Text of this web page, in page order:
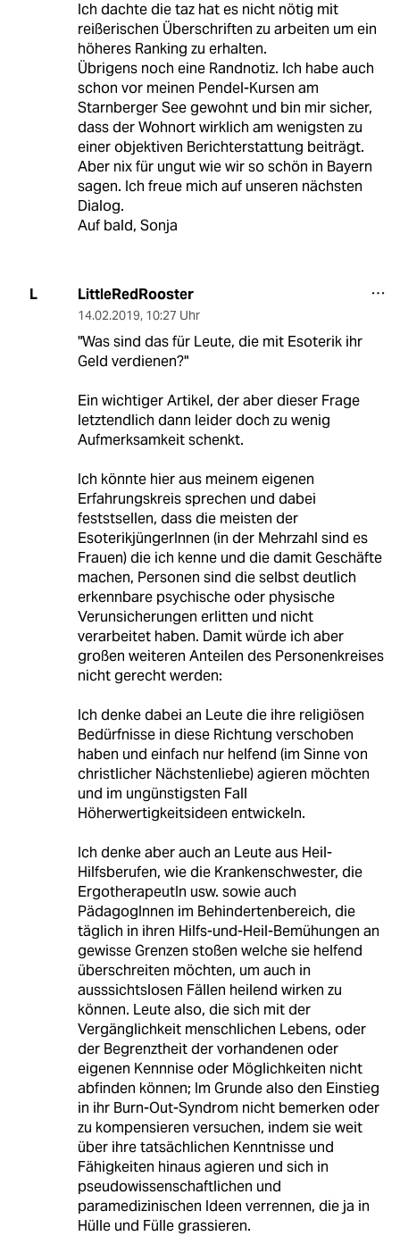
Ich dachte die taz hat es nicht nötig mit
reißerischen Überschriften zu arbeiten um ein
höheres Ranking zu erhalten.
Übrigens noch eine Randnotiz. Ich habe auch
schon vor meinen Pendel-Kursen am
Starnberger See gewohnt und bin mir sicher,
dass der Wohnort wirklich am wenigsten zu
einer objektiven Berichterstattung beiträgt.
Aber nix für ungut wie wir so schön in Bayern
sagen. Ich freue mich auf unseren nächsten
Dialog.
Auf bald, Sonja
L LittleRedRooster
14.02.2019, 10:27 Uhr
"Was sind das für Leute, die mit Esoterik ihr
Geld verdienen?"
Ein wichtiger Artikel, der aber dieser Frage
letztendlich dann leider doch zu wenig
Aufmerksamkeit schenkt.
Ich könnte hier aus meinem eigenen
Erfahrungskreis sprechen und dabei
feststsellen, dass die meisten der
EsoterikjüngerInnen (in der Mehrzahl sind es
Frauen) die ich kenne und die damit Geschäfte
machen, Personen sind die selbst deutlich
erkennbare psychische oder physische
Verunsicherungen erlitten und nicht
verarbeitet haben. Damit würde ich aber
großen weiteren Anteilen des Personenkreises
nicht gerecht werden:
Ich denke dabei an Leute die ihre religiösen
Bedürfnisse in diese Richtung verschoben
haben und einfach nur helfend (im Sinne von
christlicher Nächstenliebe) agieren möchten
und im ungünstigsten Fall
Höherwertigkeitsideen entwickeln.
Ich denke aber auch an Leute aus Heil-
Hilfsberufen, wie die Krankenschwester, die
ErgotherapeutIn usw. sowie auch
PädagogInnen im Behindertenbereich, die
täglich in ihren Hilfs-und-Heil-Bemühungen an
gewisse Grenzen stoßen welche sie helfend
überschreiten möchten, um auch in
ausssichtslosen Fällen heilend wirken zu
können. Leute also, die sich mit der
Vergänglichkeit menschlichen Lebens, oder
der Begrenztheit der vorhandenen oder
eigenen Kennnise oder Möglichkeiten nicht
abfinden können; Im Grunde also den Einstieg
in ihr Burn-Out-Syndrom nicht bemerken oder
zu kompensieren versuchen, indem sie weit
über ihre tatsächlichen Kenntnisse und
Fähigkeiten hinaus agieren und sich in
pseudowissenschaftlichen und
paramedizinischen Ideen verrennen, die ja in
Hülle und Fülle grassieren.